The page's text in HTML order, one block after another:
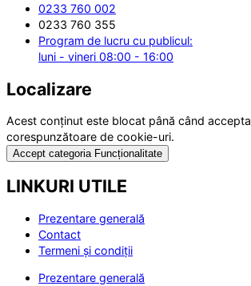
0233 760 002
0233 760 355
Program de lucru cu publicul:
luni - vineri 08:00 - 16:00
Localizare
Acest conținut este blocat până când
corespunzătoare de cookie-uri.
Accept categoria Funcționalitate
LINKURI UTILE
Prezentare generală
Contact
Termeni și condiții
Prezentare generală